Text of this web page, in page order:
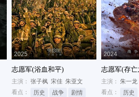
2025
志愿军(浴血和平)
主演： 张子枫 宋佳 朱亚文
看点：
历史 战争 剧情
2024
志愿军(存亡
主演： 朱一龙
看点：
历史